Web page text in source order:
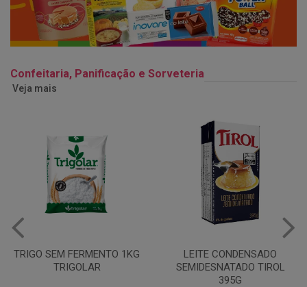
Confeitaria, Panificação e Sorveteria
Veja mais
LEITE CONDENSADO
SEMIDESNATADO TIROL
CHANTILINHO EM PO 400G
MIX